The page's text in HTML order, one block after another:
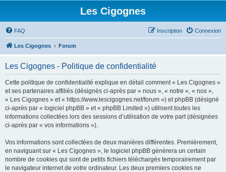
Les Cigognes
FAQ Connexion
Inscription
Les Cigognes Forum
Les Cigognes - Politique de confidentialité
Cette politique de confidentialité explique en détail comment « Les Cigognes »
et ses partenaires affiliés (désignés ci-après par « nous », « notre », « nos »,
« Les Cigognes » et « https://www.lescigognes.net/forum ») et phpBB (désigné
ci-après par « logiciel phpBB » et « phpBB Limited ») utilisent toutes les
informations collectées lors des sessions d’utilisation de votre part (désignées
ci-après par « vos informations »).
Vos informations sont collectées de deux manières différentes. Premièrement,
en naviguant sur « Les Cigognes », le logiciel phpBB génèrera un certain
nombre de cookies qui sont de petits fichiers téléchargés temporairement par
le navigateur internet de votre ordinateur. Les deux premiers cookies ne